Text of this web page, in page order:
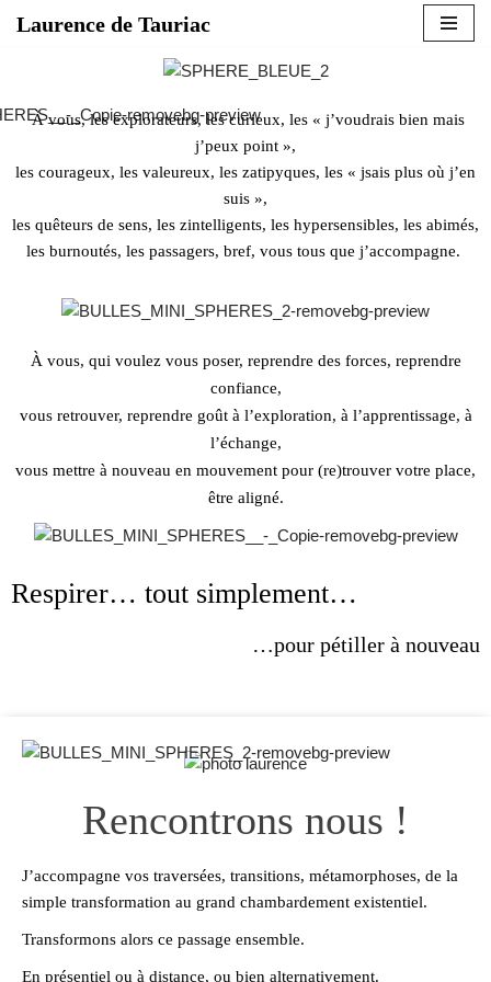
contenu
Laurence de Tauriac
À vous, les explorateurs, les curieux, les « j’voudrais bien mais
j’peux point »,
les courageux, les valeureux, les zatipyques, les « jsais plus où j’en
suis »,
les quêteurs de sens, les zintelligents, les hypersensibles, les abimés,
les burnoutés, les passagers, bref, vous tous que j’accompagne.
À vous, qui voulez vous poser, reprendre des forces, reprendre
confiance,
vous retrouver, reprendre goût à l’exploration, à l’apprentissage, à
l’échange,
vous mettre à nouveau en mouvement pour (re)trouver votre place,
être aligné.
Respirer… tout simplement…
…pour pétiller à nouveau
Rencontrons nous !
J’accompagne vos traversées, transitions, métamorphoses, de la
simple transformation au grand chambardement existentiel.
Transformons alors ce passage ensemble.
En présentiel ou à distance, ou bien alternativement.